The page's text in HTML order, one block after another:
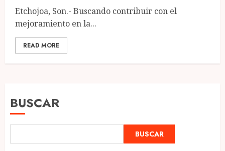
Etchojoa, Son.- Buscando contribuir con el
mejoramiento en la...
READ MORE
BUSCAR
BUSCAR